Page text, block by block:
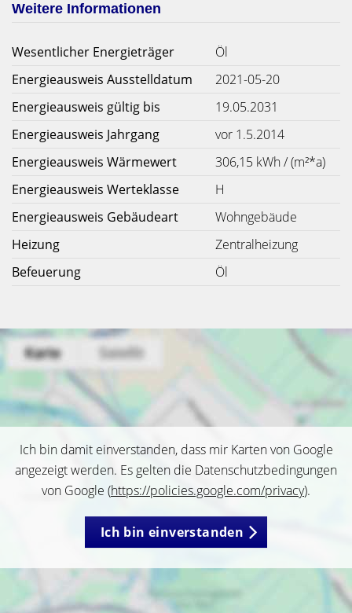
Weitere Informationen
Wesentlicher Energieträger
Öl
Energieausweis Ausstelldatum
2021-05-20
Energieausweis gültig bis
19.05.2031
Energieausweis Jahrgang
vor 1.5.2014
Energieausweis Wärmewert
306,15 kWh / (m²*a)
Energieausweis Werteklasse
H
Energieausweis Gebäudeart
Wohngebäude
Heizung
Zentralheizung
Befeuerung
Öl
Ich bin damit einverstanden, dass mir Karten von Google
angezeigt werden. Es gelten die Datenschutzbedingungen
von Google (https://policies.google.com/privacy).
Ich bin einverstanden